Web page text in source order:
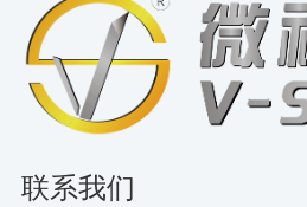
联系我们